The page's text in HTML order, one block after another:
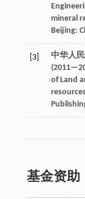
mineral
Beijing:
[3]
中华人
of Land
基金资助